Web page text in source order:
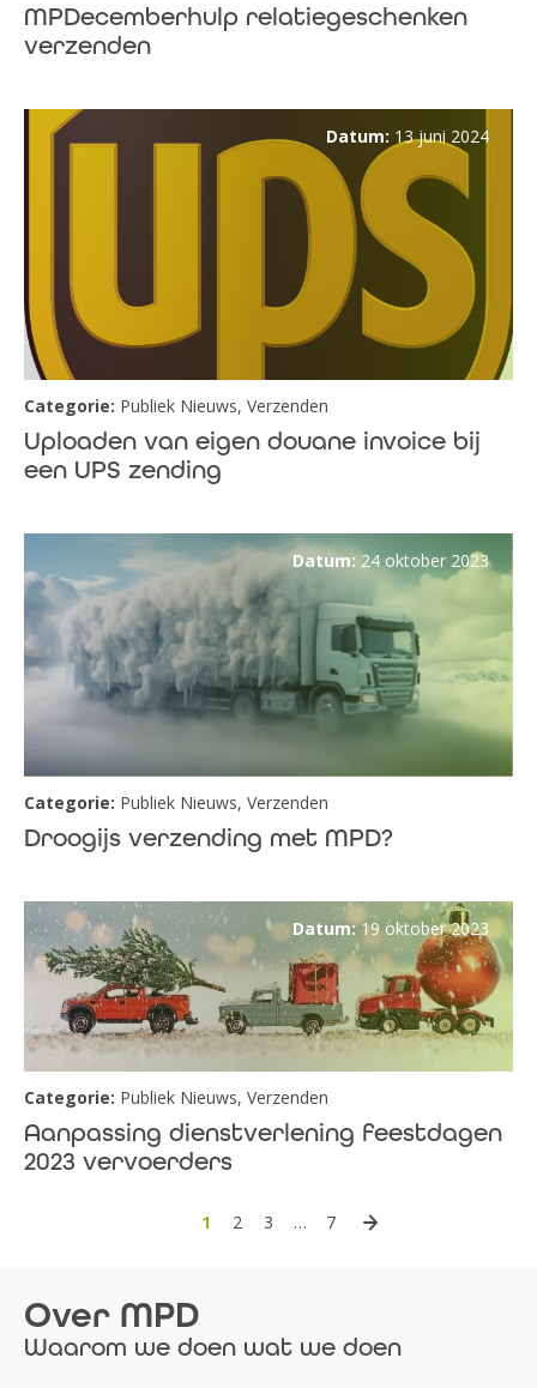
MPDecemberhulp relatiegeschenken
verzenden
Datum: 13 juni 2024
Categorie: Publiek Nieuws, Verzenden
Uploaden van eigen douane invoice bij
een UPS zending
Datum:24 oktober 2023
Categorie: Publiek Nieuws, Verzenden
Droogijs verzending met MPD?
Datum:19 oktober 2023
Categorie: Publiek Nieuws, Verzenden
Aanpassing dienstverlening feestdagen
2023 vervoerders
1 2 3 … 7
Over MPD
Waarom we doen wat we doen